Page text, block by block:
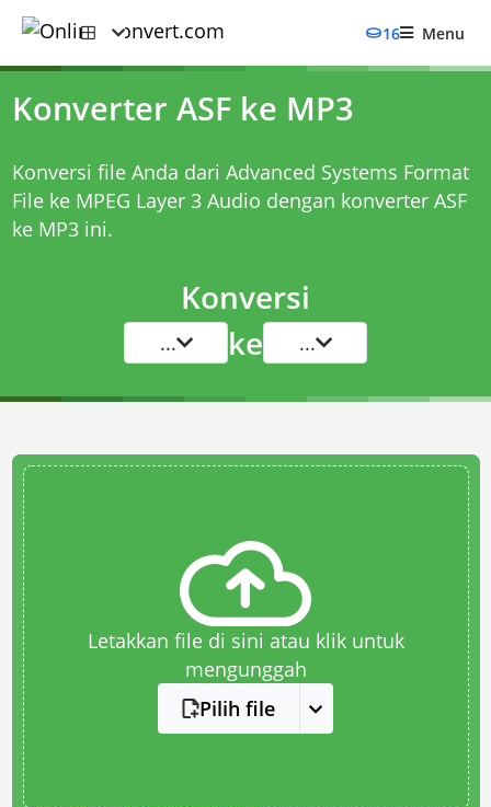
16 Menu
Konverter ASF ke MP3
Konversi file Anda dari Advanced Systems Format
File ke MPEG Layer 3 Audio dengan konverter ASF
ke MP3ini.
Konversi
... ke ...
Letakkan file di sini atau klik untuk
mengunggah
Pilih file